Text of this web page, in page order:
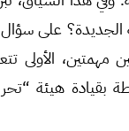
الجديدة؟ على
الأولى
بقيادة هيئة